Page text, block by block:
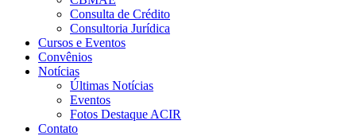
Consulta de Crédito
Consultoria Jurídica
Cursos e Eventos
Convênios
Notícias
Últimas Notícias
Eventos
Fotos Destaque ACIR
Contato